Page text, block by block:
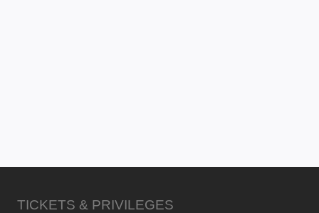
TICKETS & PRIVILEGES